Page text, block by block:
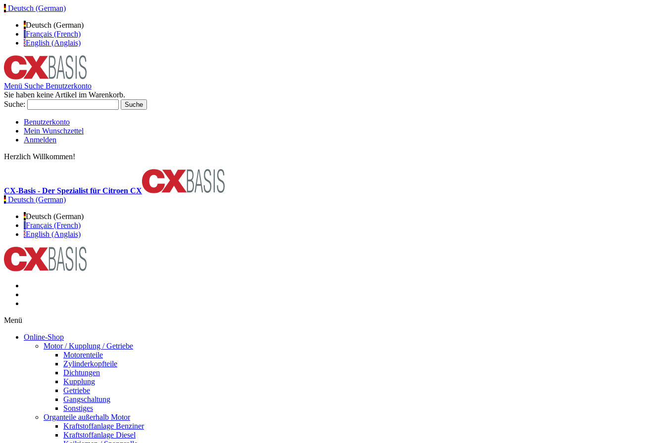
Deutsch (German)
Deutsch (German)
Français (French)
English (Anglais)
Menü Suche Benutzerkonto
Sie haben keine Artikel im Warenkorb.
Suche:
Suche
Benutzerkonto
Mein Wunschzettel
Anmelden
Herzlich Willkommen!
CX-Basis - Der Spezialist für Citroen CX
Deutsch (German)
Deutsch (German)
Français (French)
English (Anglais)
Menü
Online-Shop
Motor / Kupplung / Getriebe
Motorenteile
Zylinderkopfteile
Dichtungen
Kupplung
Getriebe
Gangschaltung
Sonstiges
Organteile außerhalb Motor
Kraftstoffanlage Benziner
Kraftstoffanlage Diesel